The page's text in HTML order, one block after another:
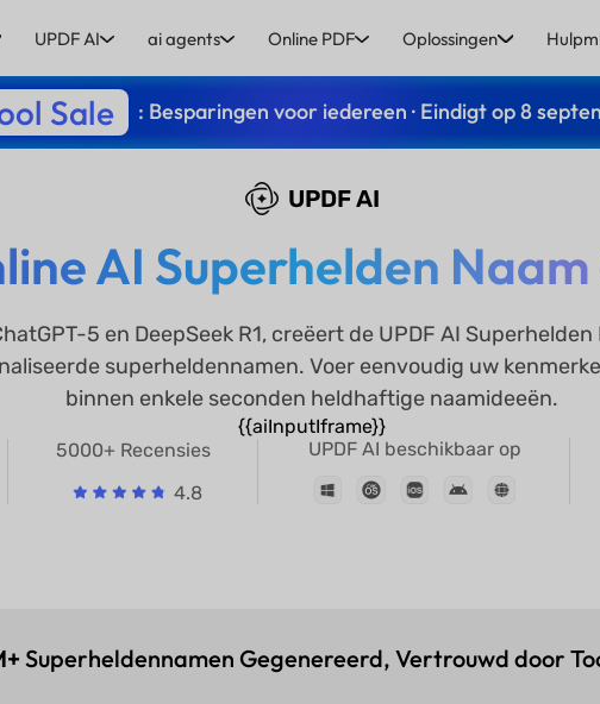
UPDF AI ai agents Online PDF Oplossingen
Sale : Besparingen voor iedereen · Eindigt op 8
UPDF AI
AI Superhelden
5 en DeepSeek R1, creëert de UPDF AI
superheldennamen. Voer eenvoudig uw
binnen enkele seconden heldhaftige naamideeën.
{{aiInputIframe}}
5000+ Recensies
4.8
UPDF AI beschikbaar op
Superheldennamen Gegenereerd, Vertrouwd door